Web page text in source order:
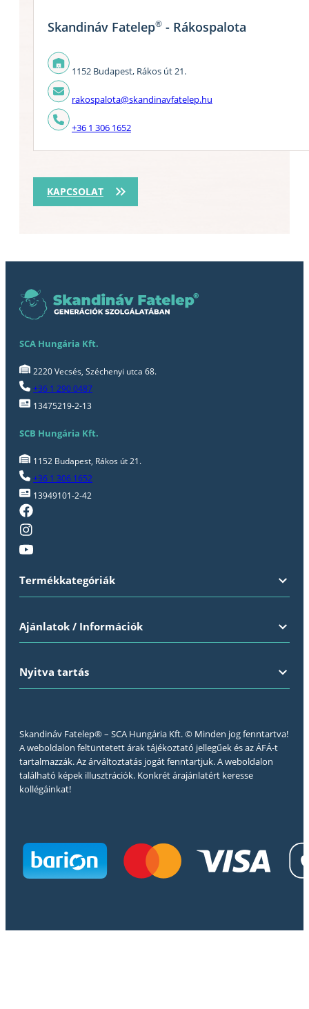
KAPCSOLAT
Skandináv Fatelep® - Rákospalota
1152 Budapest, Rákos út 21.
rakospalota@skandinavfatelep.hu
+36 1 306 1652
SCA Hungária Kft.
2220 Vecsés, Széchenyi utca 68.
+36 1 290 0487
13475219-2-13
SCB Hungária Kft.
1152 Budapest, Rákos út 21.
+36 1 306 1652
13949101-2-42
Termékkategóriák
Ajánlatok / Információk
Nyitva tartás
Skandináv Fatelep® – SCA Hungária Kft. © Minden jog fenntartva!
A weboldalon feltüntetett árak tájékoztató jellegűek és az ÁFÁ-t
tartalmazzák. Az árváltoztatás jogát fenntartjuk. A weboldalon
található képek illusztrációk. Konkrét árajánlatért keresse
kollégáinkat!